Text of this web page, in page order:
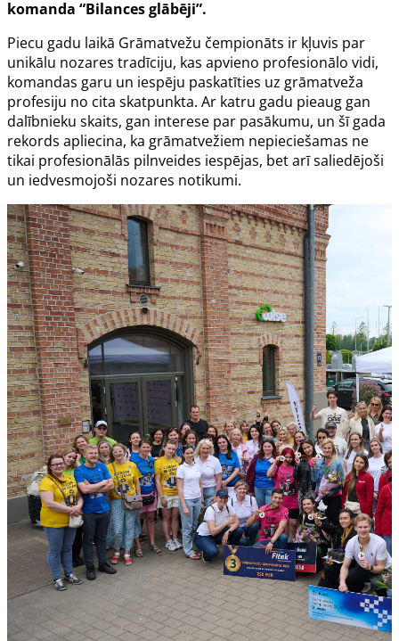
komanda “Bilances glābēji”.
Piecu gadu laikā Grāmatvežu čempionāts ir kļuvis par
unikālu nozares tradīciju, kas apvieno profesionālo vidi,
komandas garu un iespēju paskatīties uz grāmatveža
profesiju no cita skatpunkta. Ar katru gadu pieaug gan
dalībnieku skaits, gan interese par pasākumu, un šī gada
rekords apliecina, ka grāmatvežiem nepieciešamas ne
tikai profesionālās pilnveides iespējas, bet arī saliedējoši
un iedvesmojoši nozares notikumi.